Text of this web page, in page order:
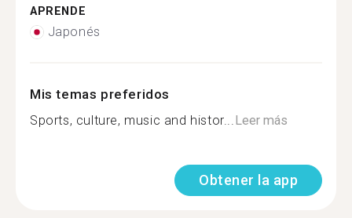
APRENDE
Japonés
Mis temas preferidos
Sports, culture, music and histor...Leer más
Obtener la app